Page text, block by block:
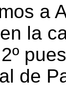
a
la
de